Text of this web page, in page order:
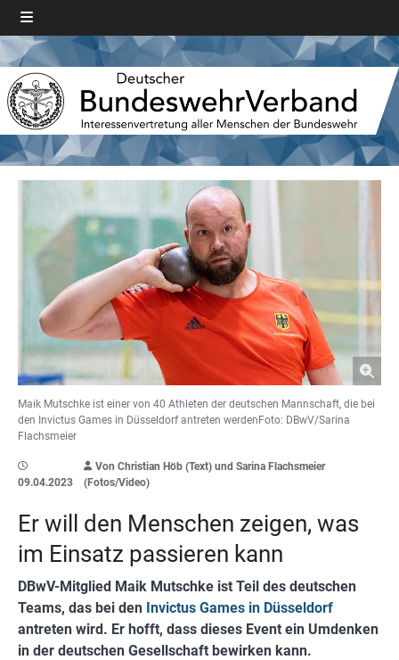
Maik Mutschke ist einer von 40 Athleten der deutschen Mannschaft, die bei
den Invictus Games in Düsseldorf antreten werdenFoto: DBwV/Sarina
Flachsmeier
09.04.2023
Von Christian Höb (Text) und Sarina Flachsmeier
(Fotos/Video)
Er will den Menschen zeigen, was
im Einsatz passieren kann
DBwV-Mitglied Maik Mutschke ist Teil des deutschen
Teams, das bei den Invictus Games in Düsseldorf
antreten wird. Er hofft, dass dieses Event ein Umdenken
in der deutschen Gesellschaft bewirken kann.